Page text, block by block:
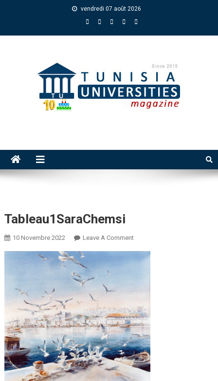
vendredi 07 août 2026
Tableau1SaraChemsi
10 Novembre 2022 Leave A Comment